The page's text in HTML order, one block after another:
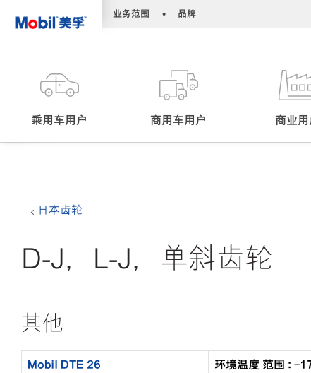
业务范围 • 品牌
乘用车用户 商用车用户 商业用
日本齿轮
D-J，L-J，单斜齿轮
其他
Mobil DTE 26 环境温度 范围 :